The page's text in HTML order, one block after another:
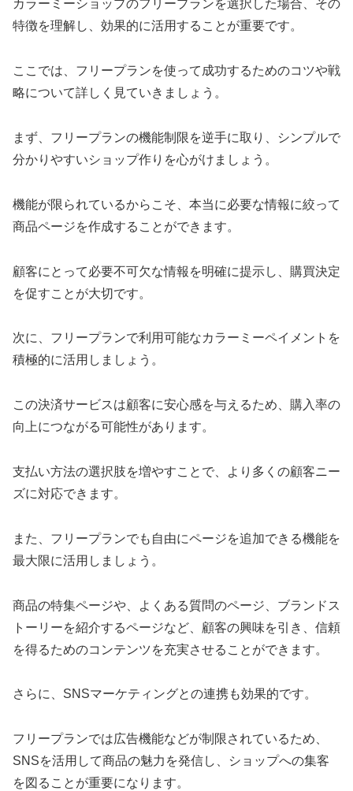
カラーミーショップのフリープランを選択した場合、その
特徴を理解し、効果的に活用することが重要です。
ここでは、フリープランを使って成功するためのコツや戦
略について詳しく見ていきましょう。
まず、フリープランの機能制限を逆手に取り、シンプルで
分かりやすいショップ作りを心がけましょう。
機能が限られているからこそ、本当に必要な情報に絞って
商品ページを作成することができます。
顧客にとって必要不可欠な情報を明確に提示し、購買決定
を促すことが大切です。
次に、フリープランで利用可能なカラーミーペイメントを
積極的に活用しましょう。
この決済サービスは顧客に安心感を与えるため、購入率の
向上につながる可能性があります。
支払い方法の選択肢を増やすことで、より多くの顧客ニー
ズに対応できます。
また、フリープランでも自由にページを追加できる機能を
最大限に活用しましょう。
商品の特集ページや、よくある質問のページ、ブランドス
トーリーを紹介するページなど、顧客の興味を引き、信頼
を得るためのコンテンツを充実させることができます。
さらに、SNSマーケティングとの連携も効果的です。
フリープランでは広告機能などが制限されているため、
SNSを活用して商品の魅力を発信し、ショップへの集客
を図ることが重要になります。